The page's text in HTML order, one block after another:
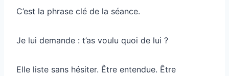
C’est la phrase clé de la séance.
Je lui demande : t’as voulu quoi de lui ?
Elle liste sans hésiter. Être entendue. Être